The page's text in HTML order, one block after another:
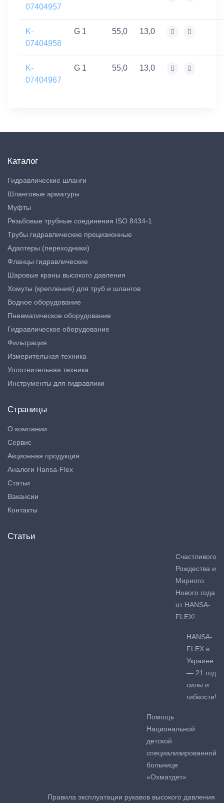
07404957
K-
07404958
G 1 55,0 13,0
K-
07404967
G 1 55,0 13,0
Каталог
Гидравлические шланги
Шланговые арматуры
Муфты
Резьбовые трубные соединения ISO 8434-1
Трубы гидравлические прецизионные
Адаптеры (переходники)
Фланцы гидравлические
Шаровые краны высокого давления
Хомуты (крепления) для труб и шлангов
Водное оборудование
Пневматическое оборудование
Гидравлическое оборудование
Фильтрация
Измерительная техника
Уплотнительная техника
Инструменты для гидравлики
Страницы
О компании
Сервис
Акционная продукция
Аналоги Hansa-Flex
Статьи
Вакансии
Контакты
Статьи
Счастливого
Рождества и
Мирного
Нового года
от HANSA-
FLEX!
HANSA-
FLEX в
Украине
— 21 год
силы и
гибкости!
Помощь
Национальной
детской
специализированной
больнице
«Охматдет»
Правила эксплуатации рукавов высокого давления